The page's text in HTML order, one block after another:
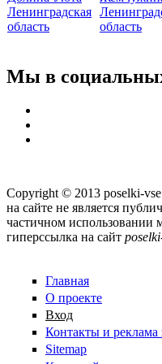
Ленинградская
область
область
Мы в
Copyright © 2013 poselki-
на сайте не является
частичном использовании
гиперссылка на сайт
Главная
О проекте
Вход
Контакты и реклама
Sitemap